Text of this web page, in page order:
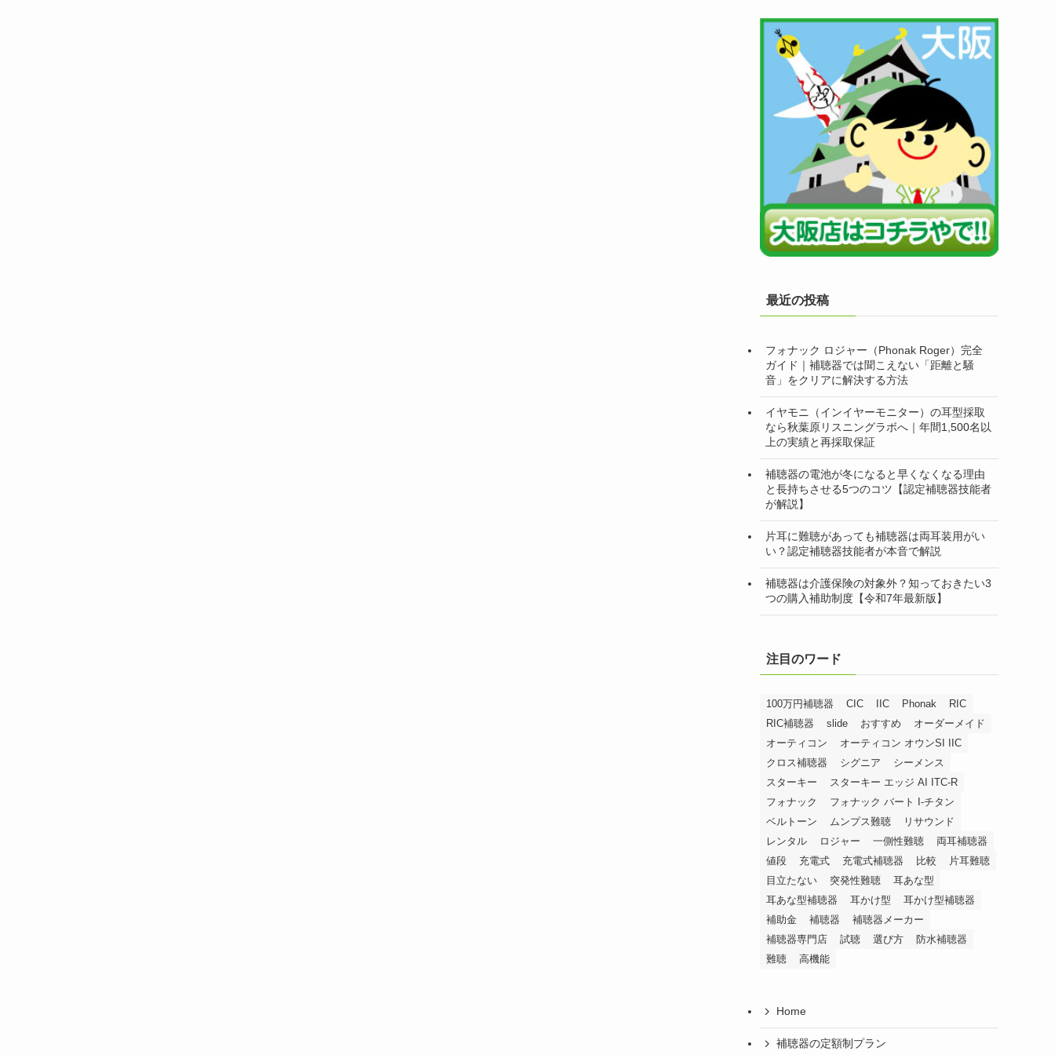
最近の投稿
フォナック ロジャー（Phonak Roger）完全
ガイド｜補聴器では聞こえない「距離と騒
音」をクリアに解決する方法
イヤモニ（インイヤーモニター）の耳型採取
なら秋葉原リスニングラボへ｜年間1,500名以
上の実績と再採取保証
補聴器の電池が冬になると早くなくなる理由
と長持ちさせる5つのコツ【認定補聴器技能者
が解説】
片耳に難聴があっても補聴器は両耳装用がい
い？認定補聴器技能者が本音で解説
補聴器は介護保険の対象外？知っておきたい3
つの購入補助制度【令和7年最新版】
注目のワード
100万円補聴器 CIC IIC Phonak
RIC
RIC補聴器
slide おすすめ
オーダーメイド
オーティコン
オーティコン オウンSI IIC
クロス補聴器
シグニア
シーメンス
スターキー
スターキー エッジ AI ITC-R
フォナック
フォナック バート I-チタン
ベルトーン
ムンプス難聴
リサウンド
レンタル
ロジャー 一側性難聴
両耳補聴器
値段
充電式 充電式補聴器 比較
片耳難聴
目立たない
突発性難聴
耳あな型
耳あな型補聴器
耳かけ型
耳かけ型補聴器
補助金
補聴器
補聴器メーカー
補聴器専門店
試聴 選び方
防水補聴器
難聴
高機能
Home
補聴器の定額制プラン